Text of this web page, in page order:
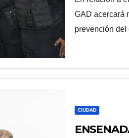
GAD acercará
prevención del
CIUDAD